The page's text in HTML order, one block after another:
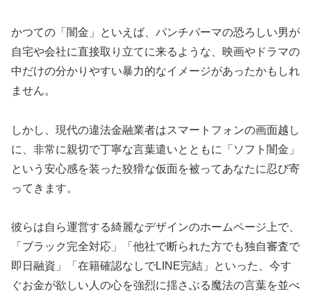
かつての「闇金」といえば、パンチパーマの恐ろしい男が
自宅や会社に直接取り立てに来るような、映画やドラマの
中だけの分かりやすい暴力的なイメージがあったかもしれ
ません。
しかし、現代の違法金融業者はスマートフォンの画面越し
に、非常に親切で丁寧な言葉遣いとともに「ソフト闇金」
という安心感を装った狡猾な仮面を被ってあなたに忍び寄
ってきます。
彼らは自ら運営する綺麗なデザインのホームページ上で、
「ブラック完全対応」「他社で断られた方でも独自審査で
即日融資」「在籍確認なしでLINE完結」といった、今す
ぐお金が欲しい人の心を強烈に揺さぶる魔法の言葉を並べ